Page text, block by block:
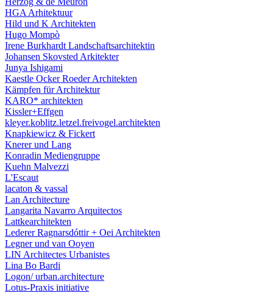
HGA Arhitektuur
Hild und K Architekten
Hugo Mompò
Irene Burkhardt Landschaftsarchitektin
Johansen Skovsted Arkitekter
Junya Ishigami
Kaestle Ocker Roeder Architekten
Kämpfen für Architektur
KARO* architekten
Kissler+Effgen
kleyer.koblitz.letzel.freivogel.architekten
Knapkiewicz & Fickert
Knerer und Lang
Konradin Mediengruppe
Kuehn Malvezzi
L'Escaut
lacaton & vassal
Lan Architecture
Langarita Navarro Arquitectos
Lattkearchitekten
Lederer Ragnarsdóttir + Oei Architekten
Legner und van Ooyen
LIN Architectes Urbanistes
Lina Bo Bardi
Logon/ urban.architecture
Lotus-Praxis initiative